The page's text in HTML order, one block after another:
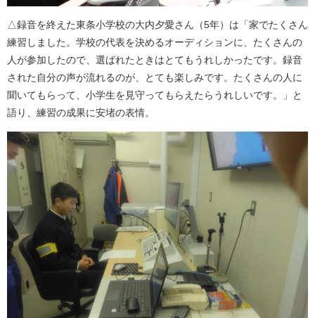
△録音を終えた東条小学校の大内夕愛さん（5年）は「家でたくさん
練習しました。学校の代表を決めるオーディションに、たくさんの
人が参加したので、選ばれたときはとてもうれしかったです。録音
された自分の声が流れるのが、とても楽しみです。たくさんの人に
聞いてもらって、小学生を見守ってもらえたらうれしいです。」と
語り、練習の成果に安堵の表情。